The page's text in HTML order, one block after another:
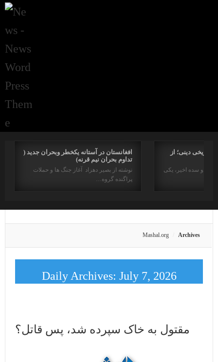
افغانستان در آستانه یکخطر وبحران جدید (
تداوم بحران نیم قرنه)
نوشته از بصیر دهزاد آغاز جنگ ها و حملات
پراگنده گروه…
دینی؛ از
در دو سده اخیر، یکی
Mashal.org Archives
Daily Archives: July 7, 2026
مقتول به خاک سپرده شد، پس قاتل؟